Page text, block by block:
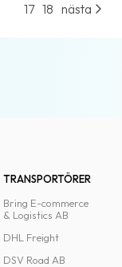
17 18 nästa
TRANSPORTÖRER
Bring E-commerce
& Logistics AB
DHL Freight
DSV Road AB